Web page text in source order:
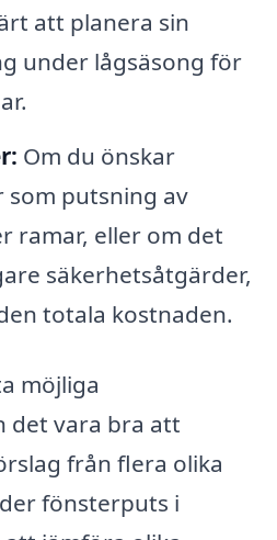
att planera sin
under lågsäsong för
Om du önskar
putsning av
ramar, eller om det
säkerhetsåtgärder,
totala kostnaden.
möjliga
det vara bra att
från flera olika
fönsterputs i